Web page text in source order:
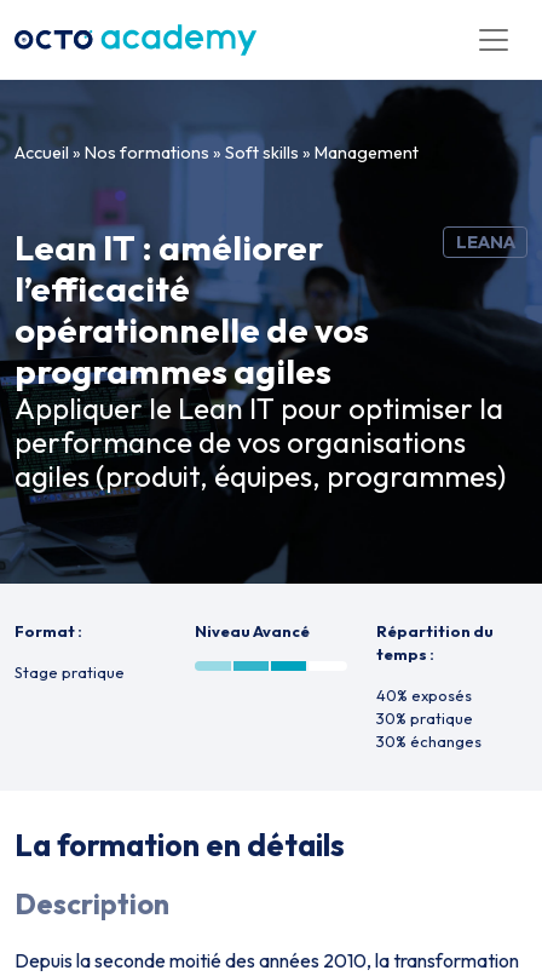
Accueil» Nos formations » Soft skills » Management
LEANA
Lean IT : améliorer
l’efficacité
opérationnelle de vos
programmes agiles
Appliquer le Lean IT pour optimiser la
performance de vos organisations
agiles (produit, équipes, programmes)
Format :
Stage pratique
Niveau Avancé
Répartition du
temps :
40% exposés
30% pratique
30% échanges
La formation en détails
Description
Depuis la seconde moitié des années 2010, la transformation